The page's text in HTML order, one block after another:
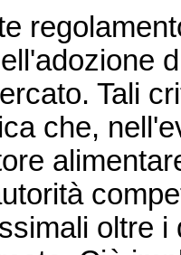
Tali
che,
oltre